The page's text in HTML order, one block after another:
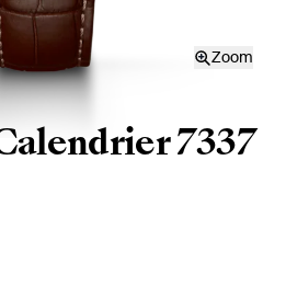
Zoom
7337